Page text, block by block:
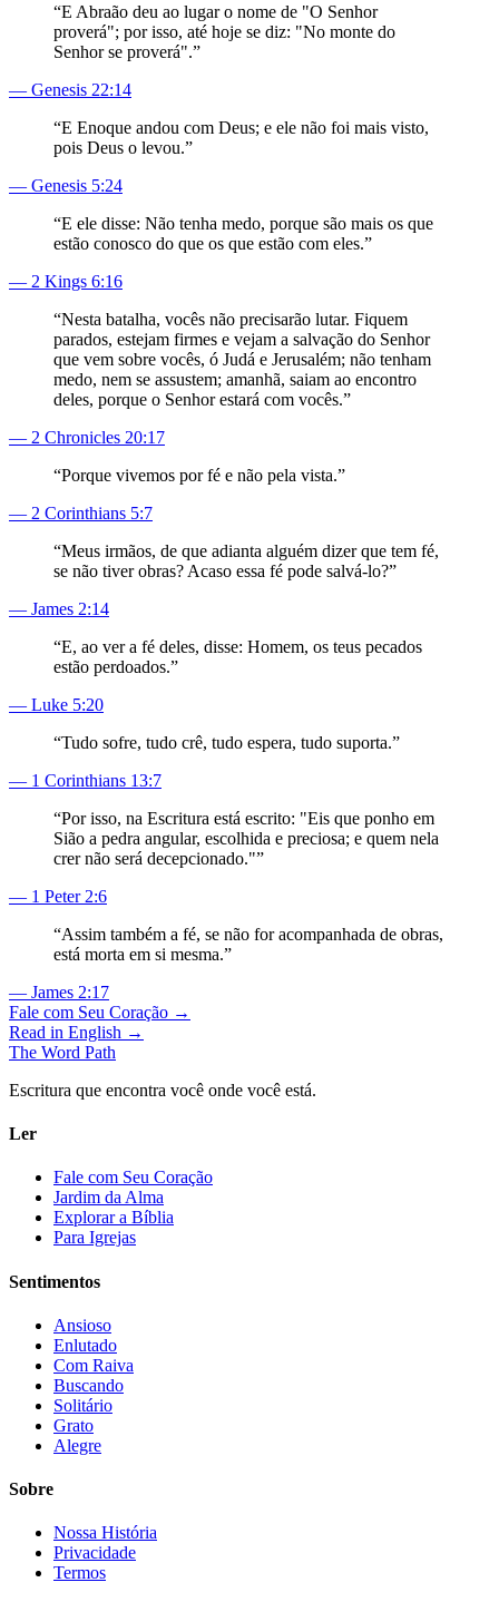
“E Abraão deu ao lugar o nome de "O Senhor
proverá"; por isso, até hoje se diz: "No monte do
Senhor se proverá".”
— Genesis 22:14
“E Enoque andou com Deus; e ele não foi mais visto,
pois Deus o levou.”
— Genesis 5:24
“E ele disse: Não tenha medo, porque são mais os que
estão conosco do que os que estão com eles.”
— 2 Kings 6:16
“Nesta batalha, vocês não precisarão lutar. Fiquem
parados, estejam firmes e vejam a salvação do Senhor
que vem sobre vocês, ó Judá e Jerusalém; não tenham
medo, nem se assustem; amanhã, saiam ao encontro
deles, porque o Senhor estará com vocês.”
— 2 Chronicles 20:17
“Porque vivemos por fé e não pela vista.”
— 2 Corinthians 5:7
“Meus irmãos, de que adianta alguém dizer que tem fé,
se não tiver obras? Acaso essa fé pode salvá-lo?”
— James 2:14
“E, ao ver a fé deles, disse: Homem, os teus pecados
estão perdoados.”
— Luke 5:20
“Tudo sofre, tudo crê, tudo espera, tudo suporta.”
— 1 Corinthians 13:7
“Por isso, na Escritura está escrito: "Eis que ponho em
Sião a pedra angular, escolhida e preciosa; e quem nela
crer não será decepcionado."”
— 1 Peter 2:6
“Assim também a fé, se não for acompanhada de obras,
está morta em si mesma.”
— James 2:17
Fale com Seu Coração →
Read in English →
The Word Path
Escritura que encontra você onde você está.
Ler
Fale com Seu Coração
Jardim da Alma
Explorar a Bíblia
Para Igrejas
Sentimentos
Ansioso
Enlutado
Com Raiva
Buscando
Solitário
Grato
Alegre
Sobre
Nossa História
Privacidade
Termos